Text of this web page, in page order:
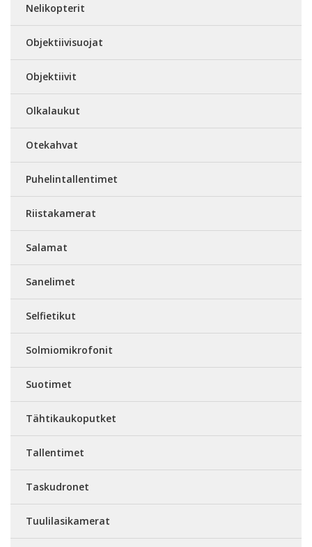
Nelikopterit
Objektiivisuojat
Objektiivit
Olkalaukut
Otekahvat
Puhelintallentimet
Riistakamerat
Salamat
Sanelimet
Selfietikut
Solmiomikrofonit
Suotimet
Tähtikaukoputket
Tallentimet
Taskudronet
Tuulilasikamerat